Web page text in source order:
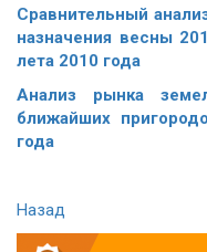
Сравнительный
назначения весны
лета 2010 года
Анализ рынка
ближайших
года
Назад